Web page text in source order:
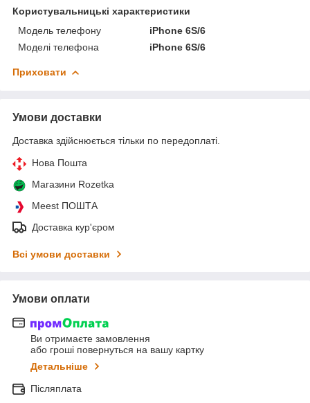
Користувальницькі характеристики
Модель телефону
iPhone 6S/6
Моделі телефона
iPhone 6S/6
Приховати
Умови доставки
Доставка здійснюється тільки по передоплаті.
Нова Пошта
Магазини Rozetka
Meest ПОШТА
Доставка кур'єром
Всі умови доставки
Умови оплати
Ви отримаєте замовлення
або гроші повернуться на вашу картку
Детальніше
Післяплата